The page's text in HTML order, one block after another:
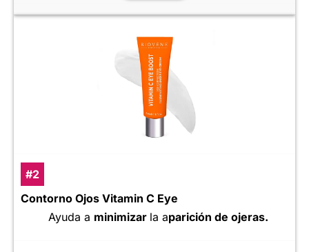
#2
Contorno Ojos Vitamin C Eye
Ayuda a minimizar la aparición de ojeras.